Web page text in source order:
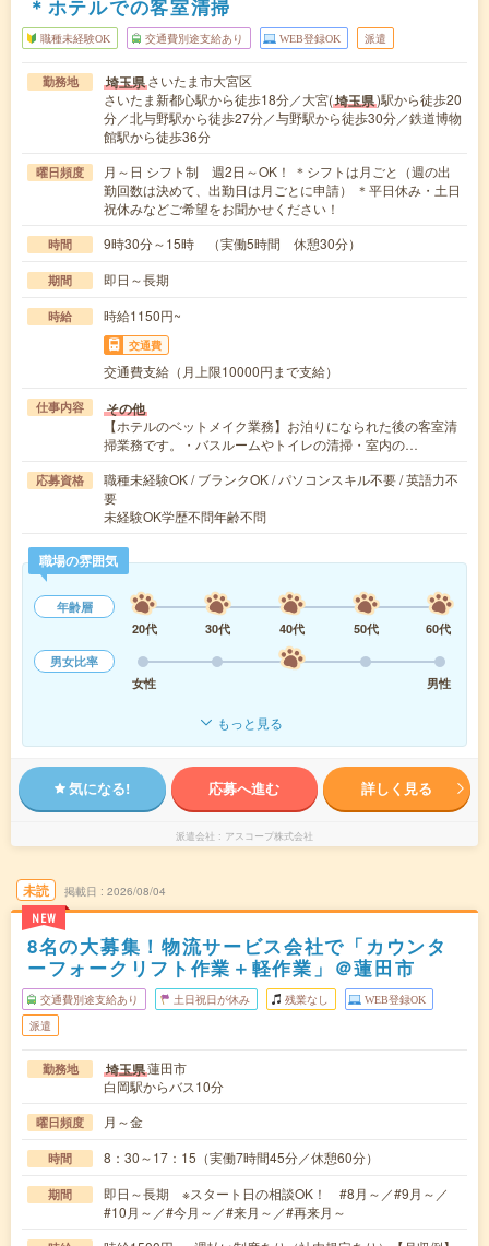
＊ホテルでの客室清掃
職種未経験OK 交通費別途支給あり WEB登録OK 派遣
勤務地 埼玉県さいたま市大宮区
さいたま新都心駅から徒歩18分／大宮(埼玉県)駅から徒歩20
分／北与野駅から徒歩27分／与野駅から徒歩30分／鉄道博物
館駅から徒歩36分
曜日頻度
月～日 シフト制 週2日～OK！ ＊シフトは月ごと（週の出
勤回数は決めて、出勤日は月ごとに申請） ＊平日休み・土日
祝休みなどご希望をお聞かせください！
時間 9時30分～15時 （実働5時間 休憩30分）
期間 即日～長期
時給 時給1150円~
交通費
交通費支給（月上限10000円まで支給）
仕事内容 その他
【ホテルのベットメイク業務】お泊りになられた後の客室清
掃業務です。・バスルームやトイレの清掃・室内の…
応募資格
職種未経験OK / ブランクOK / パソコンスキル不要 / 英語力不
要
未経験OK学歴不問年齢不問
職場の雰囲気
年齢層
20代
30代 40代 50代
60代
男女比率
女性
男性
もっと見る
気になる! 応募へ進む 詳しく見る
派遣会社 アスコープ株式会社
未読
NEW
掲載日 2026/08/04
8名の大募集！物流サービス会社で「カウンタ
ーフォークリフト作業＋軽作業」＠蓮田市
交通費別途支給あり 土日祝日が休み 残業なし WEB登録OK
派遣
勤務地 埼玉県蓮田市
白岡駅からバス10分
曜日頻度 月～金
時間 8：30～17：15（実働7時間45分／休憩60分）
期間
即日～長期 ※スタート日の相談OK！ #8月～／#9月～／
#10月～／#今月～／#来月～／#再来月～